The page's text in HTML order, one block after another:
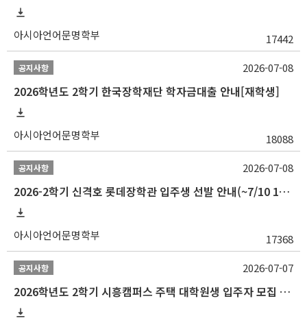
아시아언어문명학부 17442
공지사항
2026학년도 2학기 한국장학재단 학자금대출 안내[재학생]
아시아언어문명학부 18088
2026-07-08
공지사항
2026-2학기 신격호 롯데장학관 입주생 선발 안내(~7/10 10:00)
아시아언어문명학부 17368
2026-07-08
공지사항
2026학년도 2학기 시흥캠퍼스 주택 대학원생 입주자 모집 안내
2026-07-07